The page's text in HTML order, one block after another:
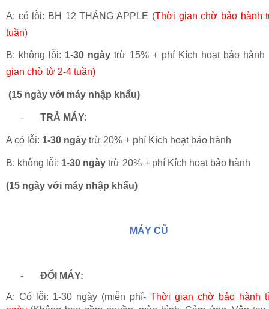
A: có lỗi: BH 12 THÁNG APPLE (Thời gian chờ bảo hành
tuần)
B: không lỗi: 1-30 ngày trừ 15% + phí Kích hoạt bảo hành
gian chờ từ 2-4 tuần)
(15 ngày với máy nhập khẩu)
- TRẢ MÁY:
A có lỗi: 1-30 ngày trừ 20% + phí Kích hoạt bảo hành
B: không lỗi: 1-30 ngày trừ 20% + phí Kích hoạt bảo hành
(15 ngày với máy nhập khẩu)
MÁY CŨ
- ĐỔI MÁY:
A: Có lỗi: 1-30 ngày (miễn phí- Thời gian chờ bảo hành